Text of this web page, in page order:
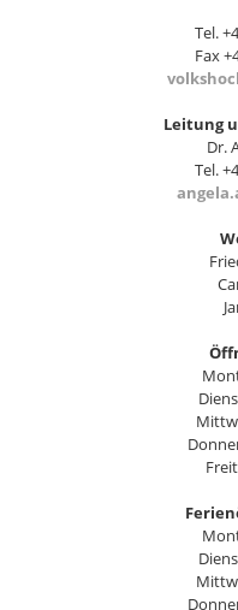
Tel.
Fax
Leitung
Dr.
Tel.